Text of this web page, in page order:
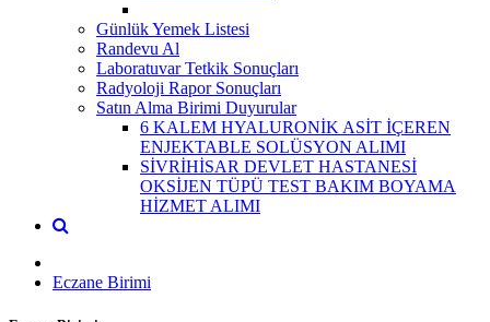
Günlük Yemek Listesi
Randevu Al
Laboratuvar Tetkik Sonuçları
Radyoloji Rapor Sonuçları
Satın Alma Birimi Duyurular
6 KALEM HYALURONİK ASİT İÇEREN
ENJEKTABLE SOLÜSYON ALIMI
SİVRİHİSAR DEVLET HASTANESİ
OKSİJEN TÜPÜ TEST BAKIM BOYAMA
HİZMET ALIMI
Eczane Birimi